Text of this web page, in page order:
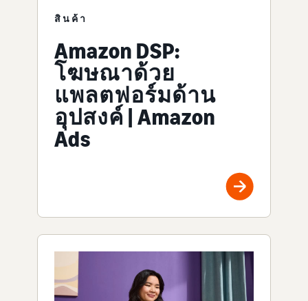
สินค้า
Amazon DSP:
โฆษณาด้วย
แพลตฟอร์มด้าน
อุปสงค์ | Amazon
Ads